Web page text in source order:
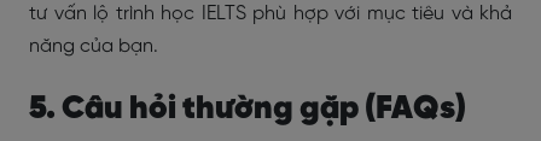
tư vấn lộ trình học IELTS phù hợp với mục tiêu và khả
năng của bạn.
5. Câu hỏi thường gặp (FAQs)